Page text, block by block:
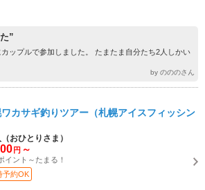
”
ップルで参加しました。 たまたま自分たち2人しかい
by のののさん
ワカサギ釣りツアー（札幌アイスフィッシン
おひとりさま）
円 ～
イント～たまる！
予約OK